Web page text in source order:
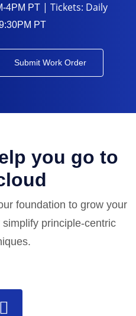
4PM PT| Tickets: Daily
PT
Submit Work Order
you go to
foundation to grow your
principle-centric